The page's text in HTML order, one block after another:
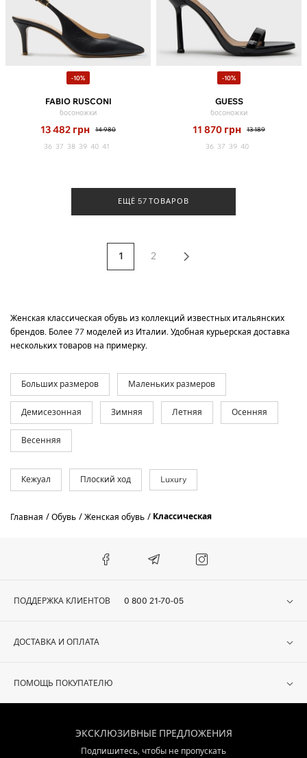
-10%
FABIO RUSCONI
босоножки
13 482 грн 14 980
36 37 38 39 40 41
-10%
GUESS
босоножки
11 870 грн 13 189
36 37 39 40
ЕЩЁ 57 ТОВАРОВ
1 2
Женская классическая обувь из коллекций известных итальянских
брендов. Более 77 моделей из Италии. Удобная курьерская доставка
нескольких товаров на примерку.
Больших размеров Маленьких размеров
Демисезонная Зимняя Летняя Осенняя
Весенняя
Кежуал Плоский ход Luxury
Главная Обувь Женская обувь Классическая
ПОДДЕРЖКА КЛИЕНТОВ 0 800 21-70-05
ДОСТАВКА И ОПЛАТА
ПОМОЩЬ ПОКУПАТЕЛЮ
ЭКСКЛЮЗИВНЫЕ ПРЕДЛОЖЕНИЯ
Подпишитесь, чтобы не пропускать